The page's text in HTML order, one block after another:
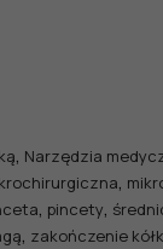
, Narzędzia
,
, pincety,
, zakończenie